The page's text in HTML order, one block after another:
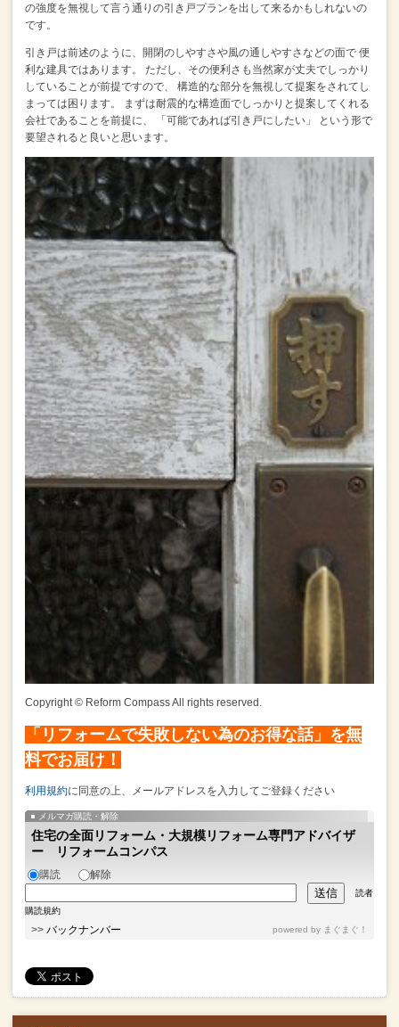
の強度を無視して言う通りの引き戸プランを出して来るかもしれないの
です。
引き戸は前述のように、開閉のしやすさや風の通しやすさなどの面で 便
利な建具ではあります。
ただし、その便利さも当然家が丈夫でしっかり
していることが前提ですので、
構造的な部分を無視して提案をされてし
まっては困ります。
まずは耐震的な構造面でしっかりと提案してくれる
会社であることを前提に、
「可能であれば引き戸にしたい」
という形で
要望されると良いと思います。
Copyright © Reform Compass All rights reserved.
「リフォームで失敗しない為のお得な話」を無
料でお届け！
利用規約に同意の上、メールアドレスを入力してご登録ください
メルマガ購読・解除
住宅の全面リフォーム・大規模リフォーム専門アドバイザ
ー リフォームコンパス
購読 解除
読者
購読規約
>> バックナンバー powered by まぐまぐ！